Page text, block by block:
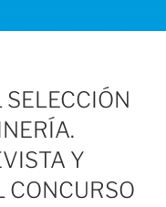
Y
CONCURSO